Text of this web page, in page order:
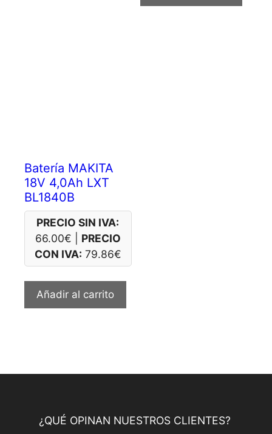
Batería MAKITA
18V 4,0Ah LXT
BL1840B
PRECIO SIN IVA:
66.00€
PRECIO
CON IVA: 79.86€
Añadir al carrito
¿QUÉ OPINAN NUESTROS CLIENTES?